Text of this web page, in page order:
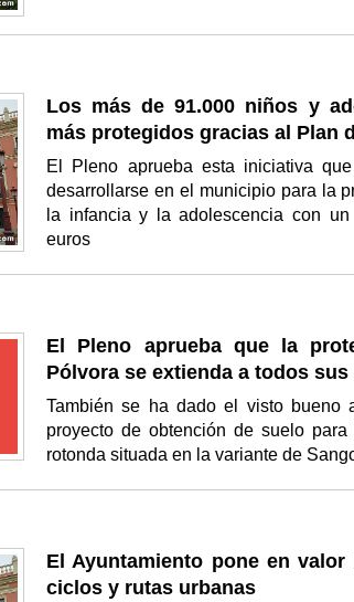
Los más de 91.000 niños y
más protegidos gracias al Plan
El Pleno aprueba esta iniciativa
desarrollarse en el municipio para la
la infancia y la adolescencia con
euros
El Pleno aprueba que la
Pólvora se extienda a todos
También se ha dado el visto bueno
proyecto de obtención de suelo
rotonda situada en la variante de
El Ayuntamiento pone en
ciclos y rutas urbanas